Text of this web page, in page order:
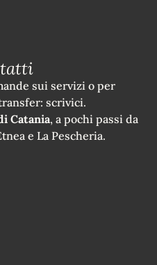
sui servizi o per
scrivici.
Catania, a pochi passi da
e La Pescheria.